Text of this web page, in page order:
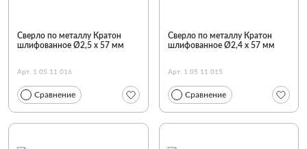
Сверло по металлу Кратон
шлифованное Ø2,5 х 57 мм
Арт. 1 05 11 016
Сравнение
Сверло по металлу Кратон
шлифованное Ø2,4 х 57 мм
Арт. 1 05 11 015
Сравнение